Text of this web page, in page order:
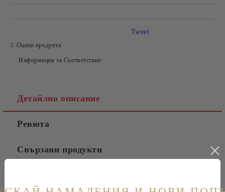
Оцени продукта
Информация за Съответствие
Tweet
Детайлно описание
Ревюта
Свързани продукти